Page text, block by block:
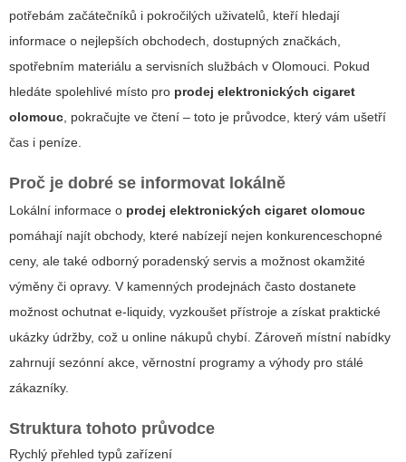
potřebám začátečníků i pokročilých uživatelů, kteří hledají
informace o nejlepších obchodech, dostupných značkách,
spotřebním materiálu a servisních službách v Olomouci. Pokud
hledáte spolehlivé místo pro prodej elektronických cigaret
olomouc, pokračujte ve čtení – toto je průvodce, který vám ušetří
čas i peníze.
Proč je dobré se informovat lokálně
Lokální informace o prodej elektronických cigaret olomouc
pomáhají najít obchody, které nabízejí nejen konkurenceschopné
ceny, ale také odborný poradenský servis a možnost okamžité
výměny či opravy. V kamenných prodejnách často dostanete
možnost ochutnat e-liquidy, vyzkoušet přístroje a získat praktické
ukázky údržby, což u online nákupů chybí. Zároveň místní nabídky
zahrnují sezónní akce, věrnostní programy a výhody pro stálé
zákazníky.
Struktura tohoto průvodce
Rychlý přehled typů zařízení